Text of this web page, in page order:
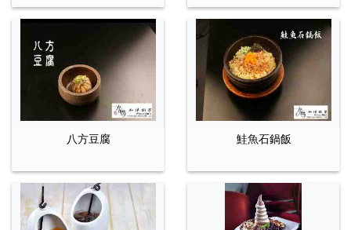
八方豆腐 鮭魚石鍋飯